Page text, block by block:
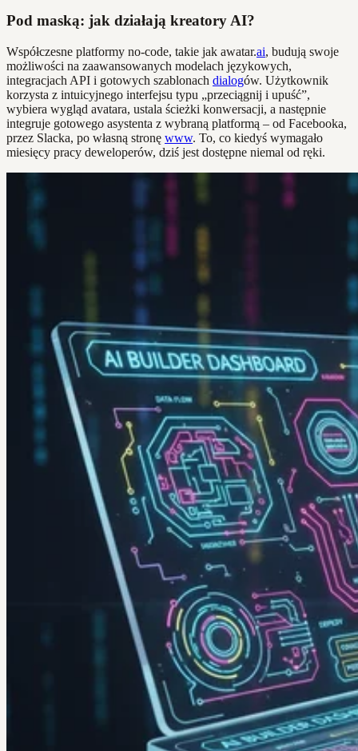
Pod maską: jak działają kreatory AI?
Współczesne platformy no-code, takie jak awatar.ai, budują swoje
możliwości na zaawansowanych modelach językowych,
integracjach API i gotowych szablonach dialogów. Użytkownik
korzysta z intuicyjnego interfejsu typu „przeciągnij i upuść”,
wybiera wygląd avatara, ustala ścieżki konwersacji, a następnie
integruje gotowego asystenta z wybraną platformą – od Facebooka,
przez Slacka, po własną stronę www. To, co kiedyś wymagało
miesięcy pracy deweloperów, dziś jest dostępne niemal od ręki.